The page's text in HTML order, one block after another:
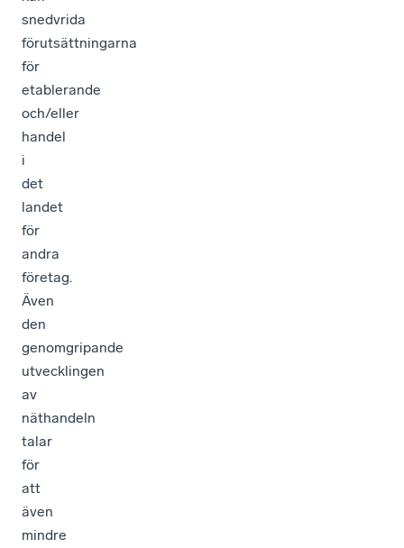
snedvrida
förutsättningarna
för
etablerande
och/eller
handel
i
det
landet
för
andra
företag.
Även
den
genomgripande
utvecklingen
av
näthandeln
talar
för
att
även
mindre